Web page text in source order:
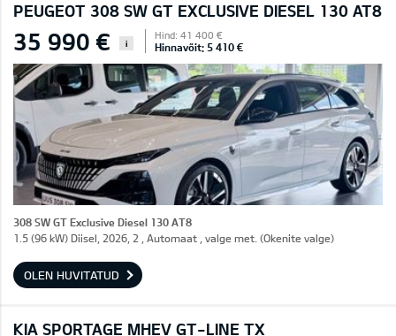
PEUGEOT 308 SW GT EXCLUSIVE DIESEL 130 AT8
35 990 € i
Hind: 41 400 €
Hinnavõit: 5 410 €
308 SW GT Exclusive Diesel 130 AT8
1.5 (96 kW) Diisel, 2026, 2 , Automaat , valge met. (Okenite valge)
OLEN HUVITATUD
KIA SPORTAGE MHEV GT-LINE TX